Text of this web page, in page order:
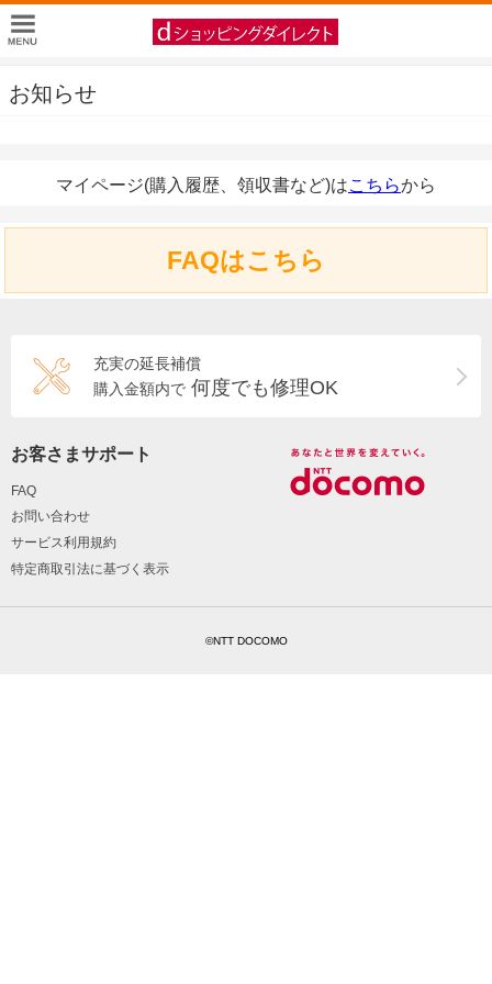
お知らせ
マイページ(購入履歴、領収書など)はこちらから
FAQはこちら
充実の延長補償
購入金額内で 何度でも修理OK
お客さまサポート
FAQ
お問い合わせ
サービス利用規約
特定商取引法に基づく表示
©NTT DOCOMO